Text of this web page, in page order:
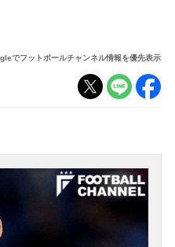
でフットボールチャンネル情報を優先表示